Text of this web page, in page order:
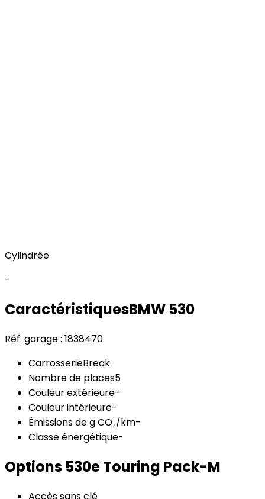
Cylindrée
-
CaractéristiquesBMW 530
Réf. garage : 1838470
CarrosserieBreak
Nombre de places5
Couleur extérieure-
Couleur intérieure-
Émissions de g CO₂/km-
Classe énergétique-
Options 530e Touring Pack-M
Accès sans clé